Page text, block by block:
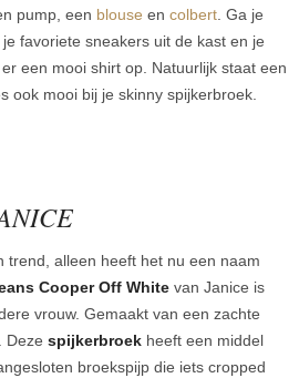
pump, een blouse en colbert . Ga je
favoriete sneakers uit de kast en je
een mooi shirt op. Natuurlijk staat een
ook mooi bij je skinny spijkerbroek.
trend, alleen heeft het nu een naam
Cooper Off White van Janice is
vrouw. Gemaakt van een zachte
Deze spijkerbroek heeft een middel
broekspijp die iets cropped